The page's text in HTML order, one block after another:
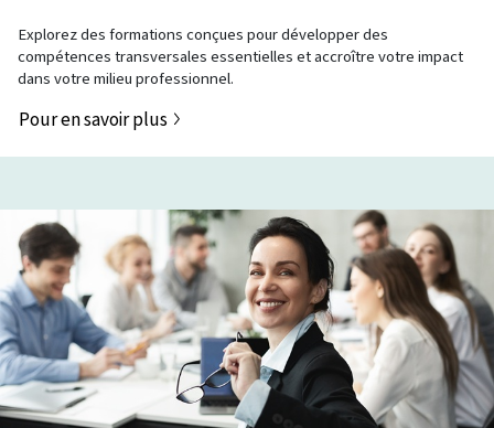
Explorez des formations conçues pour développer des
compétences transversales essentielles et accroître votre impact
dans votre milieu professionnel.
Pour en savoir plus